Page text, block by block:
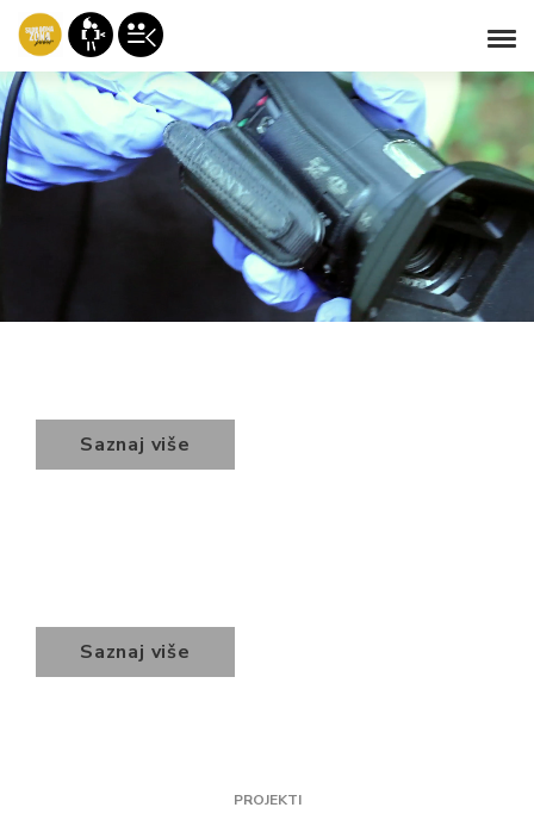
Saznaj više
Saznaj više
PROJEKTI